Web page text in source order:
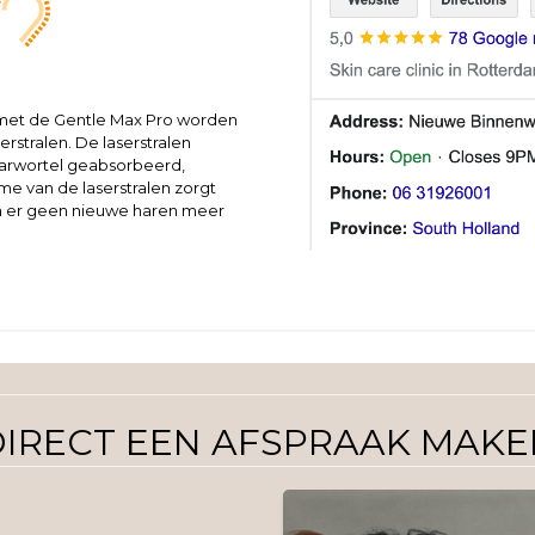
de Gentle Max Pro worden
De laserstralen
geabsorbeerd,
van de laserstralen zorgt
geen nieuwe haren meer
EEN AFSPRAAK